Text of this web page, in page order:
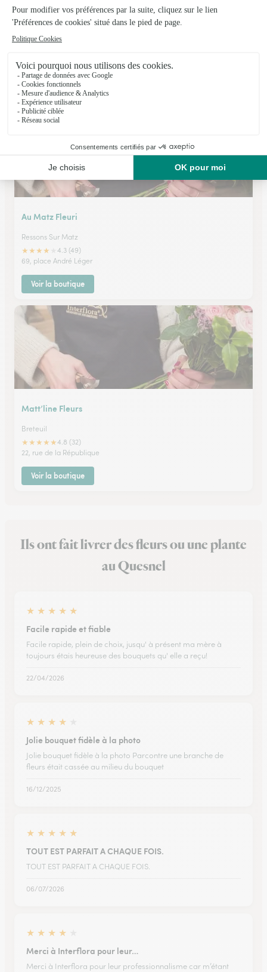
Anne Flor
Peronne
3, place Louis Daudré
Voir la boutique
Au Matz Fleuri
Ressons Sur Matz
★★★★
4.3 (49)
69, place André Léger
Voir la boutique
Matt’line Fleurs
Breteuil
★★★★★4.8 (32)
22, rue de la République
Voir la boutique
Ils ont fait livrer des fleurs ou une plante
au Quesnel
★ ★ ★ ★ ★
Facile rapide et fiable
Facile rapide, plein de choix, jusqu' à présent ma mère à
toujours étais heureuse des bouquets qu' elle a reçu!
22/04/2026
★ ★ ★ ★
Jolie bouquet fidèle à la photo
Jolie bouquet fidèle à la photo Parcontre une branche de
fleurs était cassée au milieu du bouquet
16/12/2025
★ ★ ★ ★ ★
TOUT EST PARFAIT A CHAQUE FOIS.
TOUT EST PARFAIT A CHAQUE FOIS.
06/07/2026
★ ★ ★ ★
Merci à Interflora pour leur…
Merci à Interflora pour leur professionnalisme car m’étant